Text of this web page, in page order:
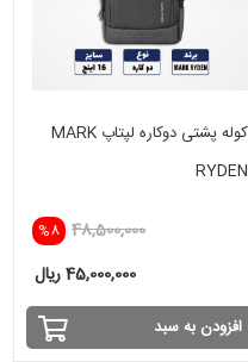
کوله پشتی دوکاره لپتاپ MARK
RYDEN
%8 48,500,000
45,000,000 ریال
افزودن به سبد